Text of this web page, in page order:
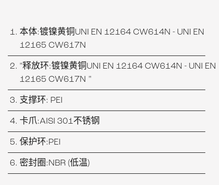
本体:镀镍黄铜UNI EN 12164 CW614N - UNI EN
12165 CW617N
"释放环:镀镍黄铜UNI EN 12164 CW614N - UNI EN
12165 CW617N "
支撑环: PEI
卡爪:AISI 301不锈钢
保护环:PEI
密封圈:NBR (低温)